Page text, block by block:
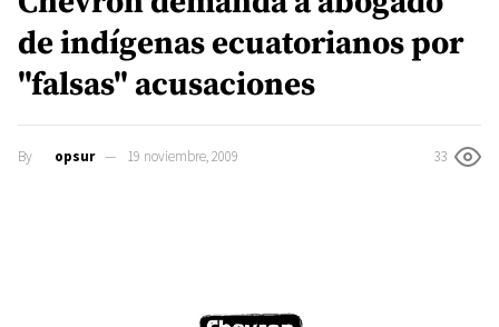
de indígenas ecuatorianos por
"falsas" acusaciones
By opsur 19 noviembre, 2009 33